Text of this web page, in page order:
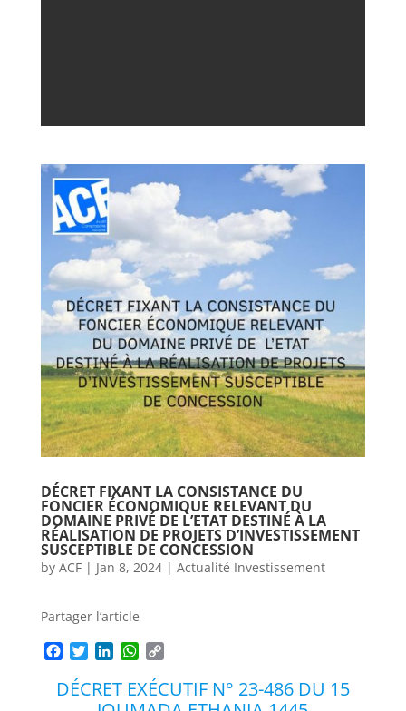
DÉCRET FIXANT LA CONSISTANCE DU
FONCIER ÉCONOMIQUE RELEVANT DU
DOMAINE PRIVÉ DE L’ETAT DESTINÉ À LA
RÉALISATION DE PROJETS D’INVESTISSEMENT
SUSCEPTIBLE DE CONCESSION
by ACF| Jan 8, 2024| Actualité Investissement
Partager l’article
c
i
n
k
W
a
t
p
y
DÉCRET EXÉCUTIF N° 23-486 DU 15